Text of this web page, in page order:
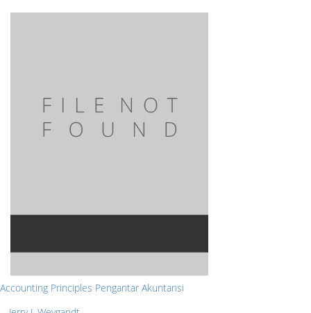
Accounting Principles Pengantar Akuntansi